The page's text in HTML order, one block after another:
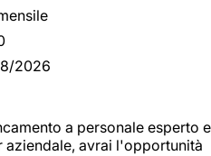
2026
a personale esperto e
avrai l'opportunità